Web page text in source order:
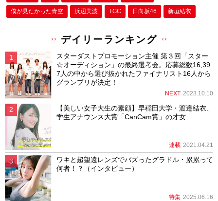
僕が⾒たかった⻘空 浜辺美波 TGC 日向坂46 新垣結衣
デイリーランキング
スターダストプロモーション主催 第３回「スター
☆オーディション」の最終選考会。応募総数16,39
7人の中から選び抜かれたファイナリスト16人から
グランプリが決定！
NEXT 2023.10.10
【美しい女子大生の素顔】早稲田大学・渡邉結衣、
学生アナウンス大賞「CanCam賞」の才女
連載 2021.04.21
ワキと超望遠レンズでバズったグラドル・累累って
何者！？（インタビュー）
特集 2025.06.16